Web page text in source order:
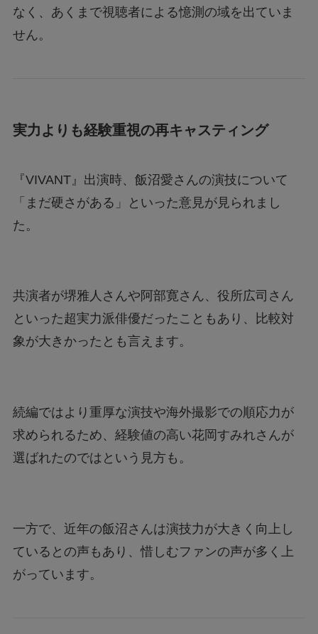
なく、あくまで視聴者による憶測の域を出ていま
せん。
実力よりも経験重視の再キャスティング
『VIVANT』出演時、飯沼愛さんの演技について
「まだ硬さがある」といった意見が見られまし
た。
共演者が堺雅人さんや阿部寛さん、役所広司さん
といった超実力派俳優だったこともあり、比較対
象が大きかったとも言えます。
続編ではより重厚な演技や海外撮影での順応力が
求められるため、経験値の高い花岡すみれさんが
選ばれたのではという見方も。
一方で、近年の飯沼さんは演技力が大きく向上し
ているとの声もあり、惜しむファンの声が多く上
がっています。